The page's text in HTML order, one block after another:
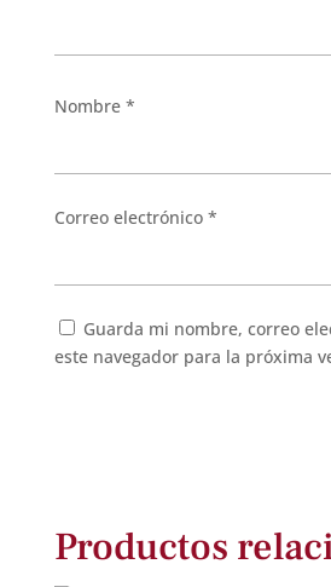
Nombre *
Correo electrónico *
Guarda mi nombre, correo
este navegador para la próxima
Productos